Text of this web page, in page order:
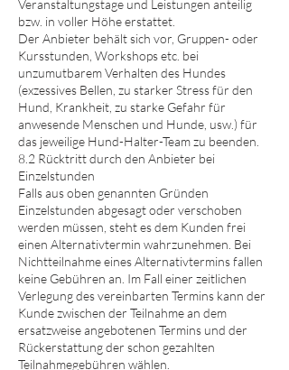
Veranstaltungstage und Leistungen anteilig
bzw. in voller Höhe erstattet.
Der Anbieter behält sich vor, Gruppen- oder
Kursstunden, Workshops etc. bei
unzumutbarem Verhalten des Hundes
(exzessives Bellen, zu starker Stress für den
Hund, Krankheit, zu starke Gefahr für
anwesende Menschen und Hunde, usw.) für
das jeweilige Hund-Halter-Team zu beenden.
8.2 Rücktritt durch den Anbieter bei
Einzelstunden
Falls aus oben genannten Gründen
Einzelstunden abgesagt oder verschoben
werden müssen, steht es dem Kunden frei
einen Alternativtermin wahrzunehmen. Bei
Nichtteilnahme eines Alternativtermins fallen
keine Gebühren an. Im Fall einer zeitlichen
Verlegung des vereinbarten Termins kann der
Kunde zwischen der Teilnahme an dem
ersatzweise angebotenen Termins und der
Rückerstattung der schon gezahlten
Teilnahmegebühren wählen.